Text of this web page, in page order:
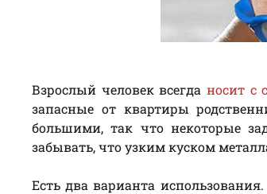
Взрослый человек всегда носит с
запасные от квартиры
большими, так что некоторые
забывать, что узким куском
Есть два варианта